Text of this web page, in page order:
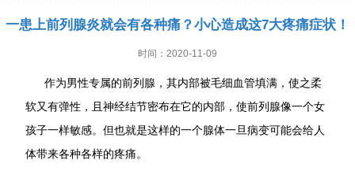
一患上前列腺炎就会有各种痛？小心造成这7大疼痛症状！
时间：2020-11-09
作为男性专属的前列腺，其内部被毛细血管填满，使之柔
软又有弹性，且神经结节密布在它的内部，使前列腺像一个女
孩子一样敏感。但也就是这样的一个腺体一旦病变可能会给人
体带来各种各样的疼痛。